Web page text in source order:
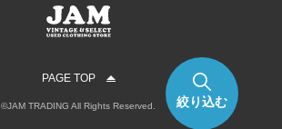
絞り込む
PAGE TOP
©JAM TRADING All Rights Reserved.